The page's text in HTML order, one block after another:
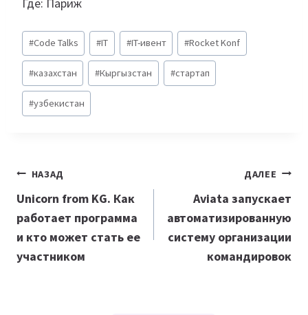
Где: Париж
Метки
записи:
#Code Talks #IT #IT-ивент #Rocket Konf
#казахстан #Кыргызстан #стартап
#узбекистан
Навигация
по
записям
НАЗАД
Unicorn from KG. Как
работает программа
и кто может стать ее
участником
ДАЛЕЕ
Aviata запускает
автоматизированную
систему организации
командировок